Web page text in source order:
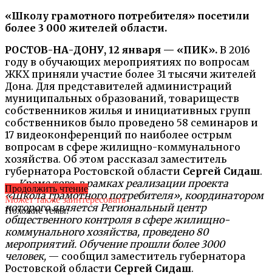
«Школу грамотного потребителя» посетили
более 3 000 жителей области.
РОСТОВ-НА-ДОНУ, 12 января — «ПИК». В 2016
году в обучающих мероприятиях по вопросам
ЖКХ приняли участие более 31 тысячи жителей
Дона. Для представителей администраций
муниципальных образований, товариществ
собственников жилья и инициативных групп
собственников было проведено 58 семинаров и
17 видеоконференций по наиболее острым
вопросам в сфере жилищно-коммунального
хозяйства. Об этом рассказал заместитель
губернатора Ростовской области Сергей Сидаш.
— Кроме того, в рамках реализации проекта
«Школа грамотного потребителя», координатором
которого является Региональный центр
общественного контроля в сфере жилищно-
коммунального хозяйства, проведено 80
мероприятий. Обучение прошли более 3000
человек, — сообщил заместитель губернатора
Ростовской области Сергей Сидаш.
Продолжить чтение
Может также заинтересовать
Похожие темы: